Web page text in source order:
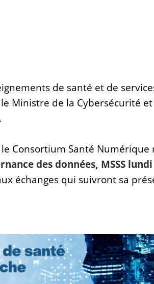
de santé et de
Ministre de la Cybersécurité
Consortium Santé
des données, MSSS lundi
échanges qui suivront sa